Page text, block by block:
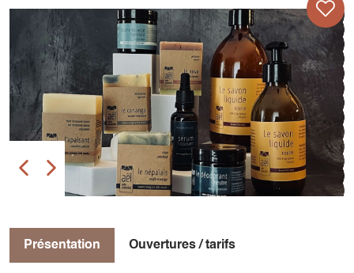
Présentation Ouvertures / tarifs